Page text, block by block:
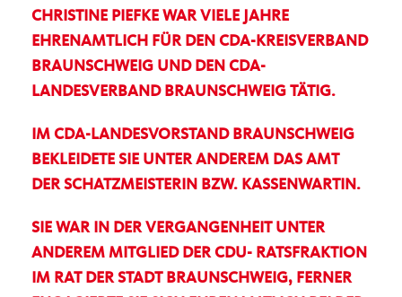
CHRISTINE PIEFKE WAR VIELE JAHRE
EHRENAMTLICH FÜR DEN CDA-KREISVERBAND
BRAUNSCHWEIG UND DEN CDA-
LANDESVERBAND BRAUNSCHWEIG TÄTIG.
IM CDA-LANDESVORSTAND BRAUNSCHWEIG
BEKLEIDETE SIE UNTER ANDEREM DAS AMT
DER SCHATZMEISTERIN BZW. KASSENWARTIN.
SIE WAR IN DER VERGANGENHEIT UNTER
ANDEREM MITGLIED DER CDU- RATSFRAKTION
IM RAT DER STADT BRAUNSCHWEIG, FERNER